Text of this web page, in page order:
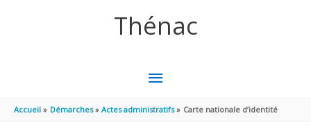
Thénac
MENU
PRINCIPAL
Accueil Démarches Actes administratifs Carte nationale d’identité